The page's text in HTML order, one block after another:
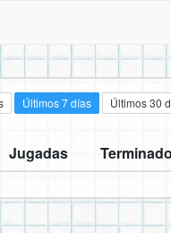
Últimos 7 días Últimos 30
Jugadas